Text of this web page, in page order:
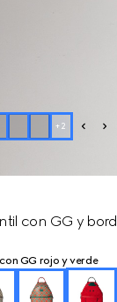
+2
con GG y
GG rojo y verde